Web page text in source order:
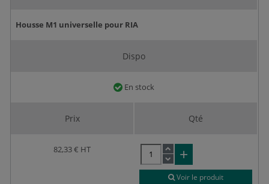
Housse M1 universelle pour RIA
Dispo
En stock
Prix
82,33 € HT
Qté
Voir le produit